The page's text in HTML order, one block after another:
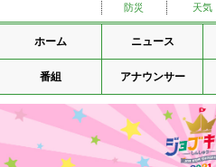
防災 天気
ホーム ニュース
番組 アナウンサー